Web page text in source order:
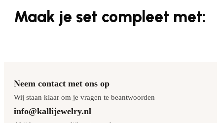
Maak je set compleet met:
Neem contact met ons op
Wij staan klaar om je vragen te beantwoorden
info@kallijewelry.nl